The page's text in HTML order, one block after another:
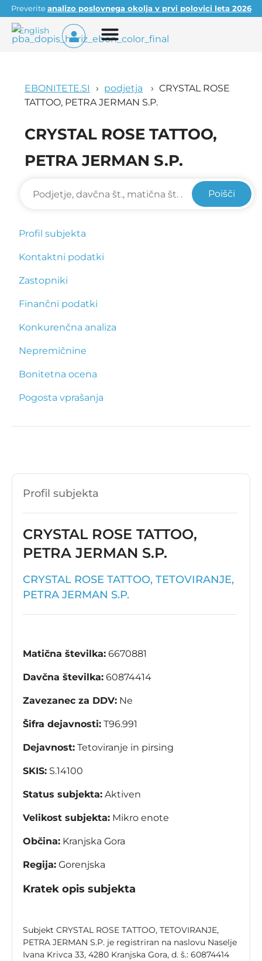
Preveriteanalizo poslovnega okolja v prvi polovici leta 2026
English
EBONITETE.SI podjetja
CRYSTAL ROSE
TATTOO, PETRA JERMAN S.P.
CRYSTAL ROSE TATTOO,
PETRA JERMAN S.P.
Poišči
Profil subjekta
Kontaktni podatki
Zastopniki
Finančni podatki
Konkurenčna analiza
Nepremičnine
Bonitetna ocena
Pogosta vprašanja
Profil subjekta
CRYSTAL ROSE TATTOO,
PETRA JERMAN S.P.
CRYSTAL ROSE TATTOO, TETOVIRANJE,
PETRA JERMAN S.P.
Matična številka: 6670881
Davčna številka: 60874414
Zavezanec za DDV: Ne
Šifra dejavnosti: T96.991
Dejavnost: Tetoviranje in pirsing
SKIS: S.14100
Status subjekta: Aktiven
Velikost subjekta: Mikro enote
Občina: Kranjska Gora
Regija: Gorenjska
Kratek opis subjekta
Subjekt CRYSTAL ROSE TATTOO, TETOVIRANJE,
PETRA JERMAN S.P. je registriran na naslovu Naselje
Ivana Krivca 33, 4280 Kranjska Gora, d. š.: 60874414